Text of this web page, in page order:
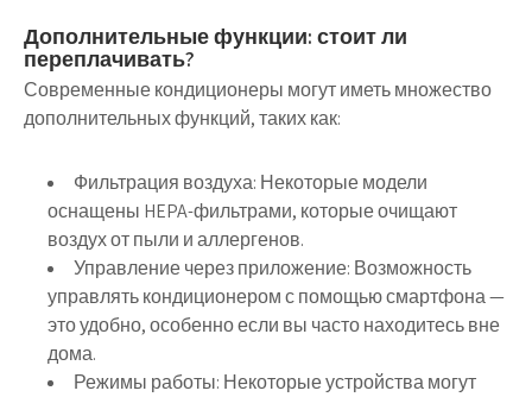
Дополнительные функции: стоит ли
переплачивать?
Современные кондиционеры могут иметь множество
дополнительных функций, таких как:
Фильтрация воздуха: Некоторые модели
оснащены HEPA-фильтрами, которые очищают
воздух от пыли и аллергенов.
Управление через приложение: Возможность
управлять кондиционером с помощью смартфона —
это удобно, особенно если вы часто находитесь вне
дома.
Режимы работы: Некоторые устройства могут